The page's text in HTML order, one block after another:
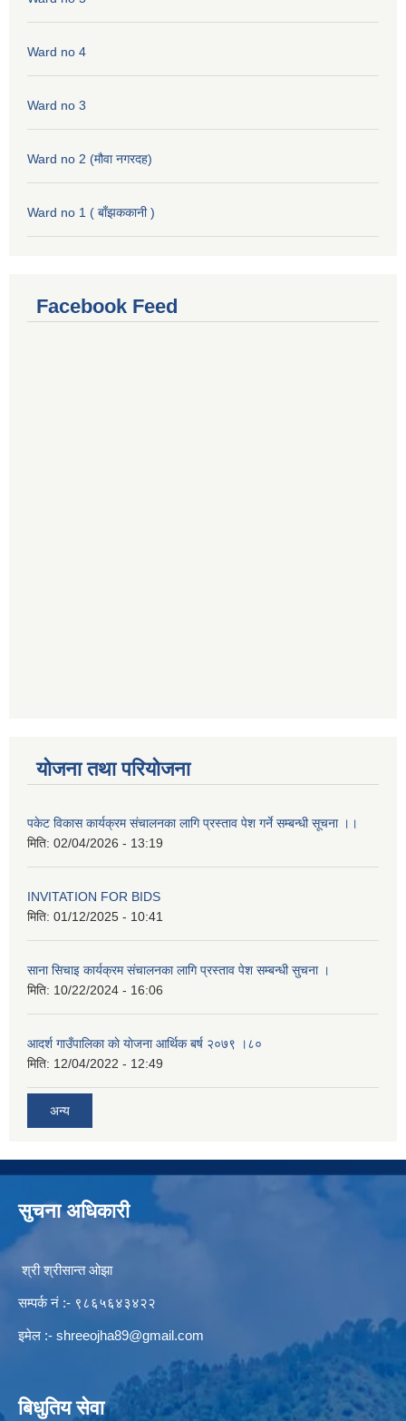
Ward no 4
Ward no 3
Ward no 2 (मौवा नगरदह)
Ward no 1 ( बाँझककानी )
Facebook Feed
योजना तथा परियोजना
पकेट विकास कार्यक्रम संचालनका लागि प्रस्ताव पेश गर्ने सम्बन्धी सूचना ।।
मिति: 02/04/2026 - 13:19
INVITATION FOR BIDS
मिति: 01/12/2025 - 10:41
साना सिचाइ कार्यक्रम संचालनका लागि प्रस्ताव पेश सम्बन्धी सुचना ।
मिति: 10/22/2024 - 16:06
आदर्श गाउँपालिका काे याेजना आर्थिक बर्ष २०७९ ।८०
मिति: 12/04/2022 - 12:49
अन्य
सुचना अधिकारी
श्री श्रीसान्त ओझा
सम्पर्क नं :- ९८६५६४३४२२
इमेल :- shreeojha89@gmail.com
बिधुतिय सेवा